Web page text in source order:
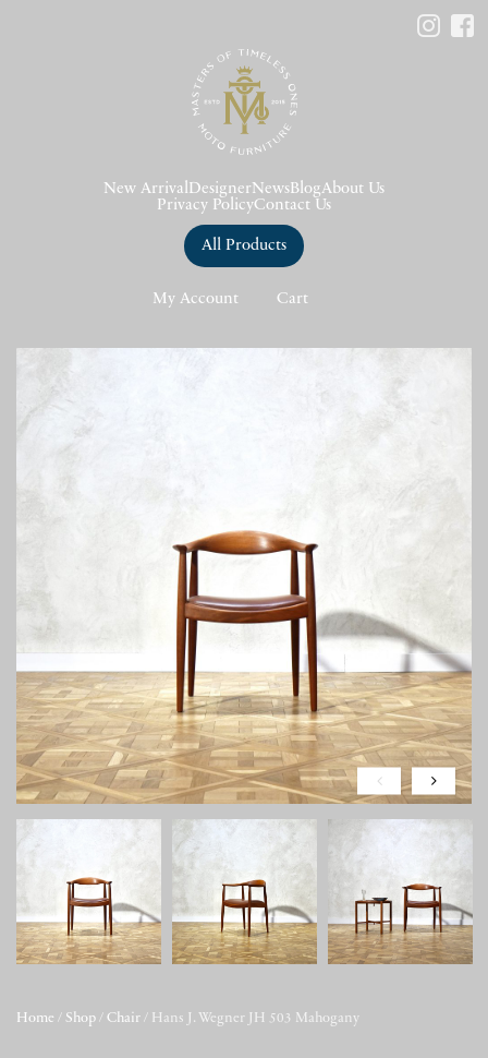
New Arrival DesignerNews BlogAbout Us
Privacy PolicyContact Us
All Products
My Account Cart
Home / Shop / Chair / Hans J. Wegner JH 503 Mahogany